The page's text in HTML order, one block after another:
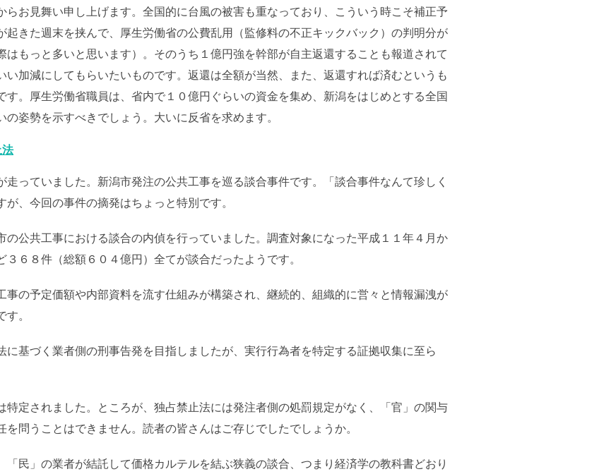
らお見舞い申し上げます。全国的に台風の被害も重なっており、こういう時こそ補正予
起きた週末を挟んで、厚生労働省の公費乱用（監修料の不正キックバック）の判明分が
はもっと多いと思います）。そのうち１億円強を幹部が自主返還することも報道されて
い加減にしてもらいたいものです。返還は全額が当然、また、返還すれば済むというも
。厚生労働省職員は、省内で１０億円ぐらいの資金を集め、新潟をはじめとする全国
姿勢を示すべきでしょう。大いに反省を求めます。
法
っていました。新潟市発注の公共工事を巡る談合事件です。「談合事件なんて珍しく
、今回の事件の摘発はちょっと特別です。
の公共工事における談合の内偵を行っていました。調査対象になった平成１１年４月か
６８件（総額６０４億円）全てが談合だったようです。
事の予定価額や内部資料を流す仕組みが構築され、継続的、組織的に営々と情報漏洩が
。
に基づく業者側の刑事告発を目指しましたが、実行行為者を特定する証拠収集に至ら
特定されました。ところが、独占禁止法には発注者側の処罰規定がなく、「官」の関与
問うことはできません。読者の皆さんはご存じでしたでしょうか。
民」の業者が結託して価格カルテルを結ぶ狭義の談合、つまり経済学の教科書どおり